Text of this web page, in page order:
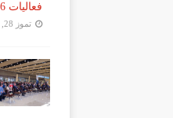
فعاليات AFI Aviation Week 2026
تموز 28, 2026